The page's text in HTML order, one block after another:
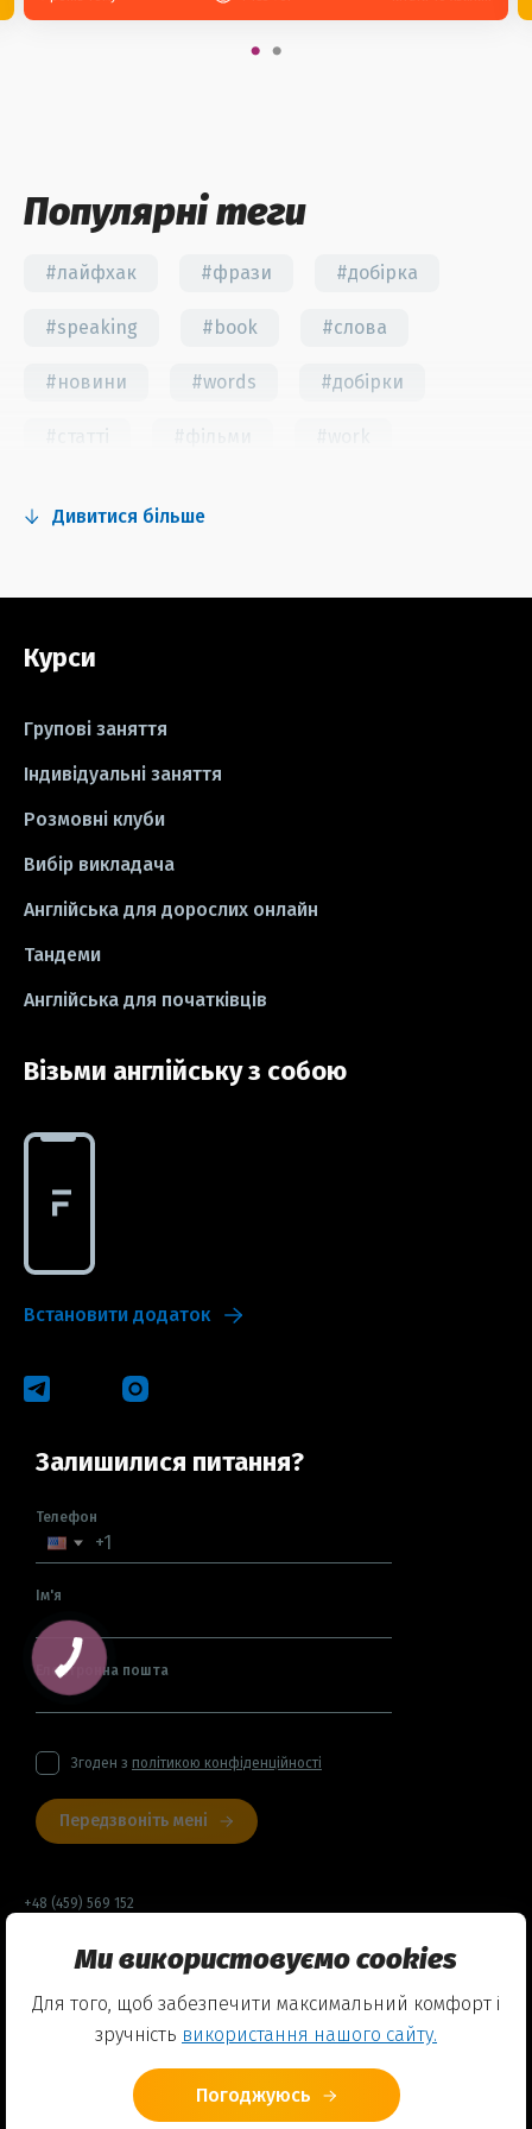
Популярні теги
#лайфхак #фрази #добірка
#speaking #book #слова
#новини #words #добірки
#grammar #writing #вправи
#пісні
#школа #ігри
#СV #резюме
#idioms
Дивитися більше
Курси
Групові заняття
Індивідуальні заняття
Розмовні клуби
Вибір викладача
Англійська для дорослих онлайн
Тандеми
Англійська для початківців
Візьми англійську з собою
Встановити додаток
Залишилися питання?
Телефон
Ім'я
Електронна пошта
Згоден з політикою конфіденційності
Передзвоніть мені
+48 (459) 569 152
Договір оферти
Політика конфіденційності
Ми використовуємо cookies
Для того, щоб забезпечити максимальний комфорт і
зручність використання нашого сайту.
Погоджуюсь